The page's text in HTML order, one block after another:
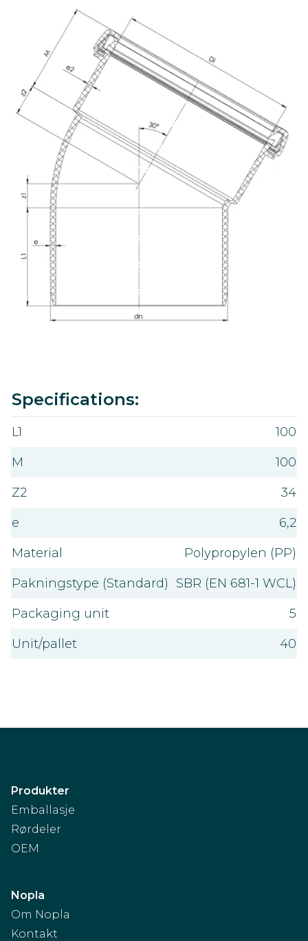
Specifications:
L1
100
M
100
Z2
34
e
6,2
Material
Polypropylen (PP)
Pakningstype (Standard)
SBR (EN 681-1 WCL)
Packaging unit
5
Unit/pallet
40
Produkter
Emballasje
Rørdeler
OEM
Nopla
Om Nopla
Kontakt